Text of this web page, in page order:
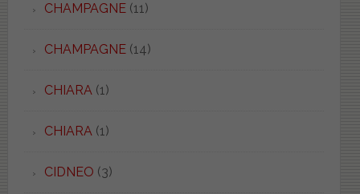
CHAMPAGNE(11)
CHAMPAGNE(14)
CHIARA(1)
CHIARA(1)
CIDNEO (3)